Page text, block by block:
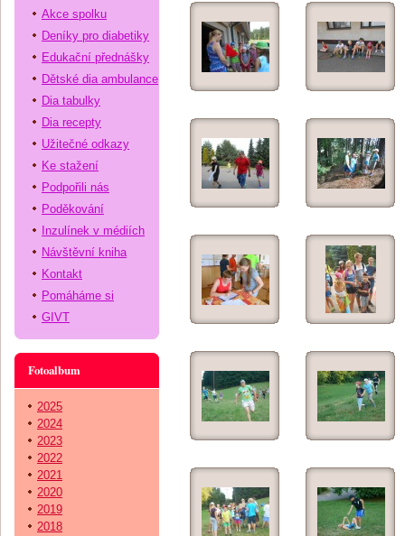
Akce spolku
Deníky pro diabetiky
Edukační přednášky
Dětské dia ambulance
Dia tabulky
Dia recepty
Užitečné odkazy
Ke stažení
Podpořili nás
Poděkování
Inzulínek v médiích
Návštěvní kniha
Kontakt
Pomáháme si
GIVT
Fotoalbum
2025
2024
2023
2022
2021
2020
2019
2018